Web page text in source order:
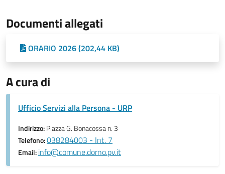
Documenti allegati
ORARIO 2026 (202,44 KB)
A cura di
Ufficio Servizi alla Persona - URP
Indirizzo:Piazza G. Bonacossa n. 3
Telefono:038284003 - Int. 7
Email:info@comune.dorno.pv.it